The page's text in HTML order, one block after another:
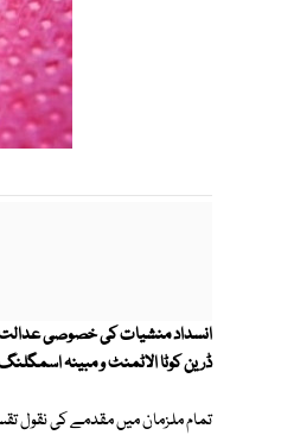
ڈرین کوٹا الاٹمنٹ و مبینہ اسمگلنگ کیس کی
تمام ملزمان میں مقدمے کی نقول